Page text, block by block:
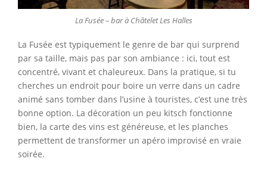
La Fusée – bar à Châtelet Les Halles
La Fusée est typiquement le genre de bar qui surprend
par sa taille, mais pas par son ambiance : ici, tout est
concentré, vivant et chaleureux. Dans la pratique, si tu
cherches un endroit pour boire un verre dans un cadre
animé sans tomber dans l’usine à touristes, c’est une très
bonne option. La décoration un peu kitsch fonctionne
bien, la carte des vins est généreuse, et les planches
permettent de transformer un apéro improvisé en vraie
soirée.